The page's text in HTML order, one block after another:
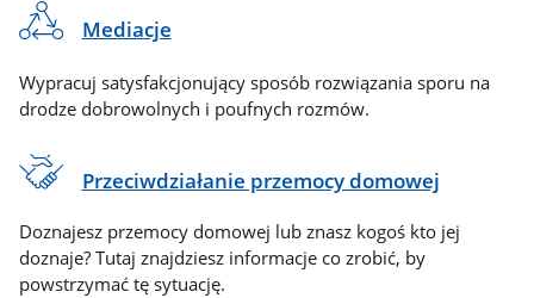
Mediacje
Wypracuj satysfakcjonujący sposób rozwiązania sporu na
drodze dobrowolnych i poufnych rozmów.
Przeciwdziałanie przemocy domowej
Doznajesz przemocy domowej lub znasz kogoś kto jej
doznaje? Tutaj znajdziesz informacje co zrobić, by
powstrzymać tę sytuację.